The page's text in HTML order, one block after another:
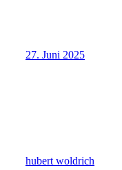
27. Juni 2025
hubert woldrich